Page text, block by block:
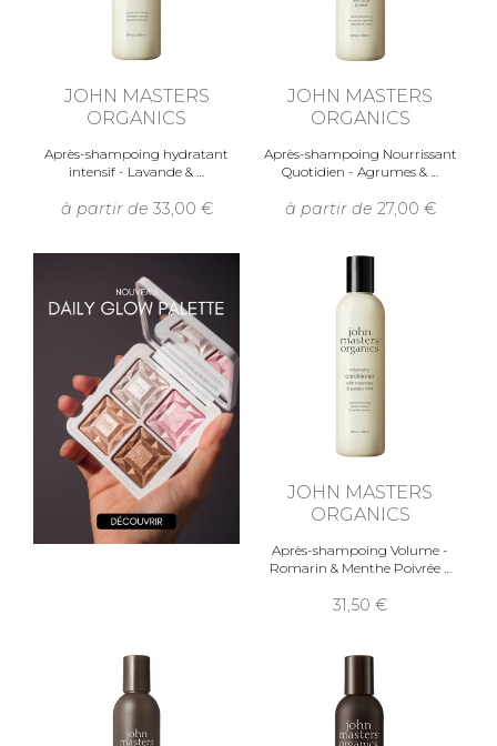
JOHN MASTERS
ORGANICS
Après-shampoing hydratant
intensif - Lavande &
à partir de 33,00
JOHN MASTERS
ORGANICS
Après-shampoing Nourrissant
Quotidien - Agrumes &
à partir de 27,00
JOHN MASTERS
ORGANICS
Après-shampoing Volume -
Romarin & Menthe Poivrée
31,50